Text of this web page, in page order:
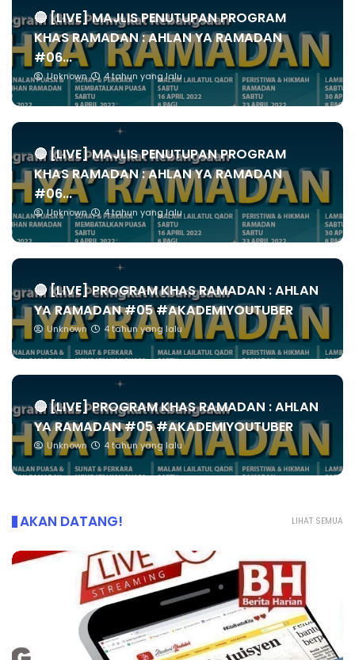
🔴 [LIVE] MAJLIS PENUTUPAN PROGRAM
KHAS RAMADAN : AHLAN YA RAMADAN
#06...
Unknown 4 tahun yang lalu
🔴 [LIVE] MAJLIS PENUTUPAN PROGRAM
KHAS RAMADAN : AHLAN YA RAMADAN
#06...
Unknown 4 tahun yang lalu
🔴 [LIVE] PROGRAM KHAS RAMADAN : AHLAN
YA RAMADAN #05 #AKADEMIYOUTUBER
Unknown 4 tahun yang lalu
🔴 [LIVE] PROGRAM KHAS RAMADAN : AHLAN
YA RAMADAN #05 #AKADEMIYOUTUBER
Unknown 4 tahun yang lalu
LIHAT SEMUA
AKAN DATANG!